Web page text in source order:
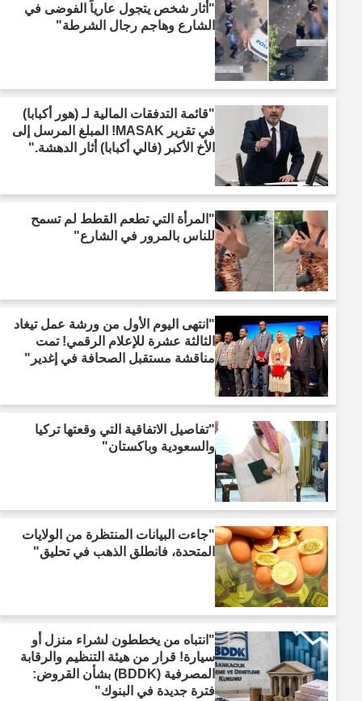
"أثار شخص يتجول عارياً الفوضى في
الشارع وهاجم رجال الشرطة"
"قائمة التدفقات المالية لـ (هور أكبابا)
في تقرير MASAK! المبلغ المرسل إلى
الأخ الأكبر (فالي أكبابا) أثار الدهشة."
"المرأة التي تطعم القطط لم تسمح
للناس بالمرور في الشارع"
"انتهى اليوم الأول من ورشة عمل تيغاد
الثالثة عشرة للإعلام الرقمي! تمت
مناقشة مستقبل الصحافة في إغدير"
"تفاصيل الاتفاقية التي وقعتها تركيا
والسعودية وباكستان"
"جاءت البيانات المنتظرة من الولايات
المتحدة، فانطلق الذهب في تحليق"
"انتباه من يخططون لشراء منزل أو
سيارة! قرار من هيئة التنظيم والرقابة
المصرفية (BDDK) بشأن القروض:
فترة جديدة في البنوك"